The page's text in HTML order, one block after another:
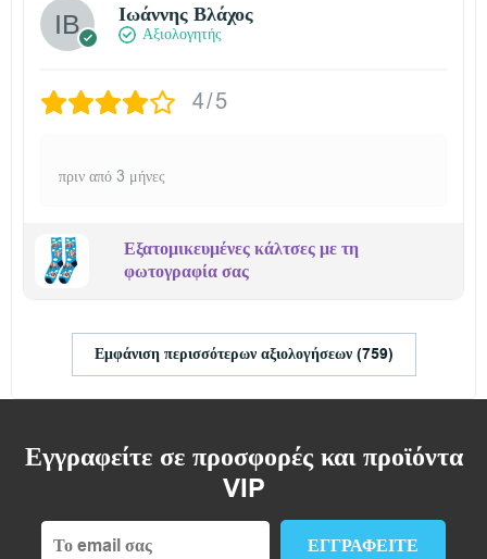
Ιωάννης Βλάχος
Αξιολογητής
4/5
πριν από 3 μήνες
Εξατομικευμένες κάλτσες με τη
φωτογραφία σας
Εμφάνιση περισσότερων αξιολογήσεων (759)
Εγγραφείτε σε προσφορές και προϊόντα
VIP